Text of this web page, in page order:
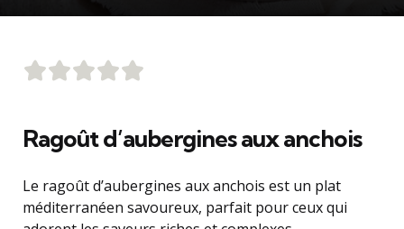
Ragoût d’aubergines aux anchois
Le ragoût d’aubergines aux anchois est un plat
méditerranéen savoureux, parfait pour ceux qui